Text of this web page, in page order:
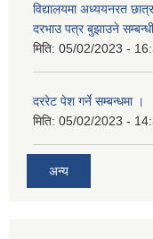
विद्यालयमा अध्ययनरत
दरभाउ पत्र बुझाउने
मिति: 05/02/2023 -
दररेट पेश गर्ने सम्बन्धमा ।
मिति: 05/02/2023 -
अन्य